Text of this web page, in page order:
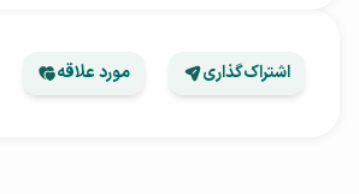
اشتراک‌گذاری مورد علاقه